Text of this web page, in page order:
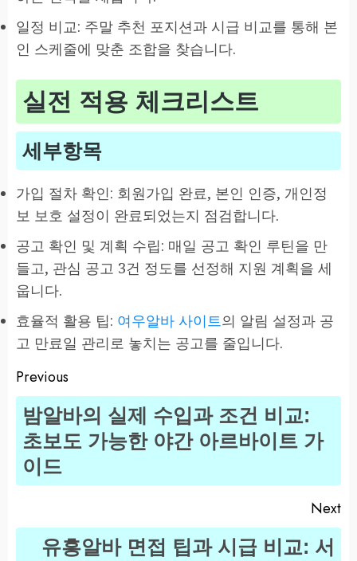
일정 비교: 주말 추천 포지션과 시급 비교를 통해 본
인 스케줄에 맞춘 조합을 찾습니다.
실전 적용 체크리스트
세부항목
가입 절차 확인: 회원가입 완료, 본인 인증, 개인정
보 보호 설정이 완료되었는지 점검합니다.
공고 확인 및 계획 수립: 매일 공고 확인 루틴을 만
들고, 관심 공고 3건 정도를 선정해 지원 계획을 세
웁니다.
효율적 활용 팁: 여우알바 사이트의 알림 설정과 공
고 만료일 관리로 놓치는 공고를 줄입니다.
Post
navigation
Previous
밤알바의 실제 수입과 조건 비교:
초보도 가능한 야간 아르바이트 가
이드
Next
Next유흥알바 면접 팁과 시급 비교: 서